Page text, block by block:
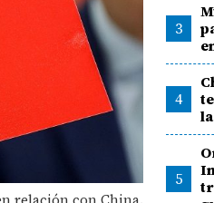
3
4
5